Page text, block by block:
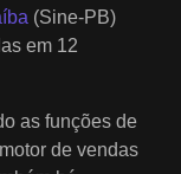
(Sine-PB)
em 12
as funções de
de vendas